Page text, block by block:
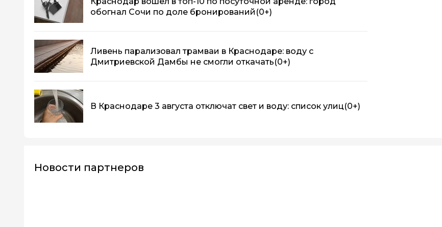
обогнал Сочи по доле бронирований (0+)
Ливень парализовал трамваи в Краснодаре: воду с
Дмитриевской Дамбы не смогли откачать(0+)
В Краснодаре 3 августа отключат свет и воду: список улиц(0+)
Новости партнеров